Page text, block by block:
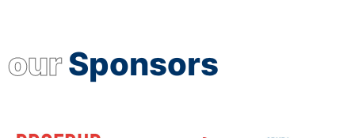
ourSponsors